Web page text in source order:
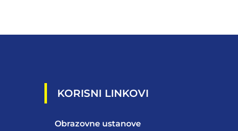
KORISNI LINKOVI
Obrazovne ustanove